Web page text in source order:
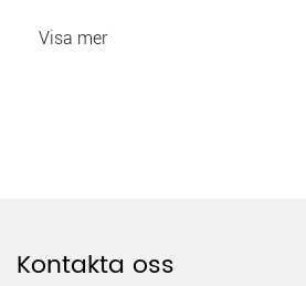
Visa mer
Kontakta oss